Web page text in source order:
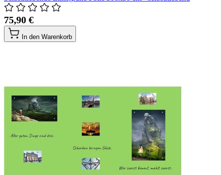
75,90 €
In den Warenkorb